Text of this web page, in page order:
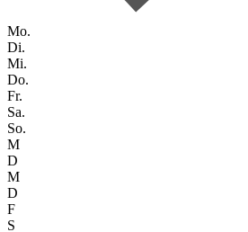
Mo.
Di.
Mi.
Do.
Fr.
Sa.
So.
M
D
M
D
F
S